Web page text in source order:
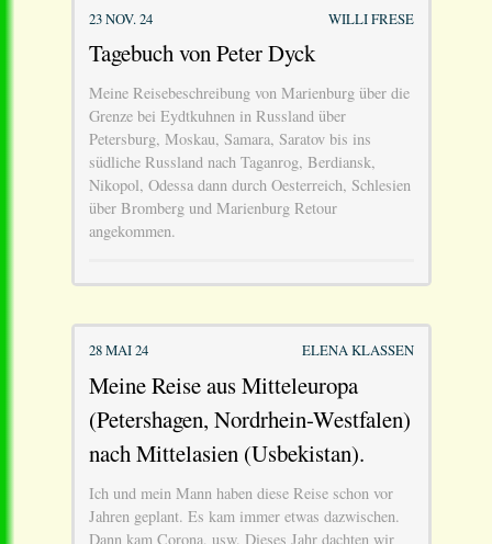
23 NOV. 24 WILLI FRESE
Tagebuch von Peter Dyck
Meine Reisebeschreibung von Marienburg über die
Grenze bei Eydtkuhnen in Russland über
Petersburg, Moskau, Samara, Saratov bis ins
südliche Russland nach Taganrog, Berdiansk,
Nikopol, Odessa dann durch Oesterreich, Schlesien
über Bromberg und Marienburg Retour
angekommen.
28 MAI 24 ELENA KLASSEN
Meine Reise aus Mitteleuropa
(Petershagen, Nordrhein-Westfalen)
nach Mittelasien (Usbekistan).
Ich und mein Mann haben diese Reise schon vor
Jahren geplant. Es kam immer etwas dazwischen.
Dann kam Corona, usw. Dieses Jahr dachten wir